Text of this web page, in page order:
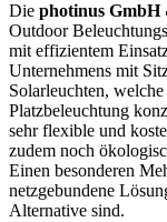
Die photinus GmbH
Outdoor
mit effizientem
Unternehmens mit
Solarleuchten,
Platzbeleuchtung
sehr flexible und
zudem noch
Einen besonderen
netzgebundene
Alternative sind.